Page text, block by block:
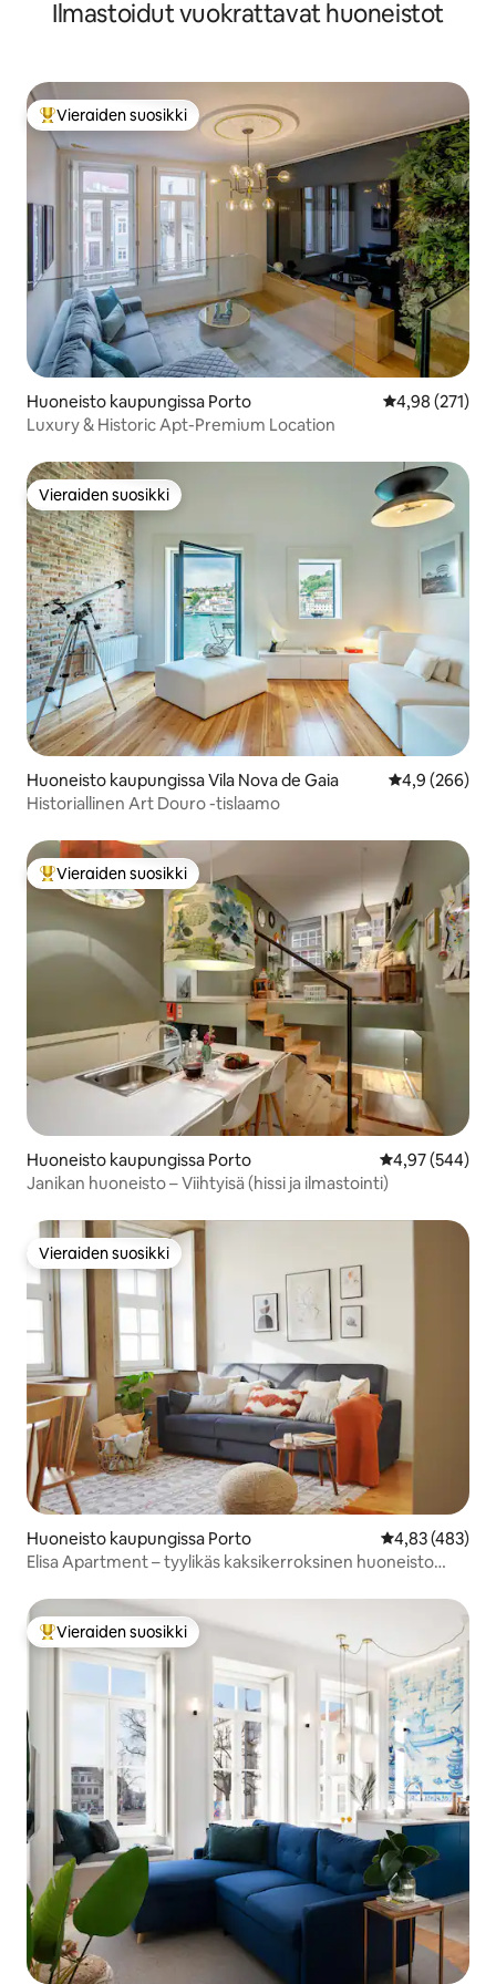
Ilmastoidut vuokrattavat huoneistot
Vieraiden suosikkien parhaimmistoa
Vieraiden suosikki
Huoneisto kaupungissa Porto
4,98 (271)
Luxury & Historic Apt-Premium Location
Vieraiden suosikki
Vieraiden suosikki
Huoneisto kaupungissa Vila Nova de Gaia
4,9 (266)
Historiallinen Art Douro -tislaamo
Vieraiden suosikkien parhaimmistoa
Vieraiden suosikki
Huoneisto kaupungissa Porto
4,97 (544)
Janikan huoneisto – Viihtyisä (hissi ja ilmastointi)
Vieraiden suosikki
Vieraiden suosikki
Huoneisto kaupungissa Porto
4,83 (483)
Elisa Apartment – tyylikäs kaksikerroksinen huoneisto
Vieraiden suosikkien parhaimmistoa
Vieraiden suosikki